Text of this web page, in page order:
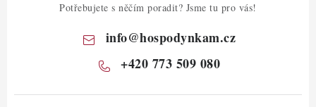
Potřebujete s něčím poradit? Jsme tu pro vás!
info@hospodynkam.cz
+420 773 509 080